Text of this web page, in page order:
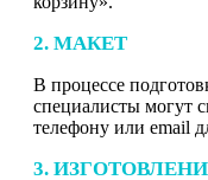
2. МАКЕТ
В процессе
специалисты могут
телефону или email
3.